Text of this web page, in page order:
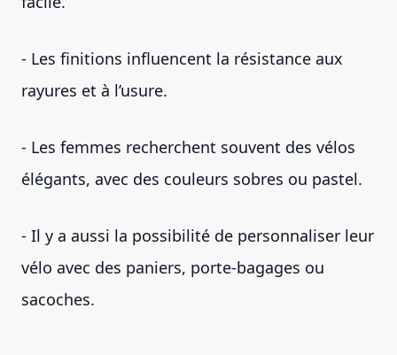
- Les finitions influencent la résistance aux
rayures et à l’usure.
- Les femmes recherchent souvent des vélos
élégants, avec des couleurs sobres ou pastel.
- Il y a aussi la possibilité de personnaliser leur
vélo avec des paniers, porte-bagages ou
sacoches.